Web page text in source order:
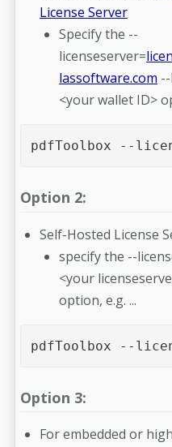
License Server
Specify the --
licenseserver=
lassoftware.com
<your wallet ID>
pdfToolbox --
Option 2:
Self-Hosted License
specify the --
<your
option, e.g. ...
pdfToolbox --
Option 3:
For embedded or